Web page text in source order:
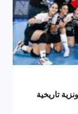
تاريخية